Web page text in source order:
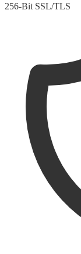
256-Bit SSL/TLS